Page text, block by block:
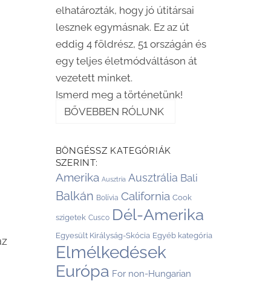
elhatározták, hogy jó útitársai
lesznek egymásnak. Ez az út
eddig 4 földrész, 51 országán és
egy teljes életmódváltáson át
vezetett minket.
Ismerd meg a történetünk!
BŐVEBBEN RÓLUNK
BÖNGÉSSZ KATEGÓRIÁK
SZERINT:
Amerika Ausztria Ausztrália Bali
Balkán Bolívia California Cook
szigetek Cusco Dél-Amerika
Egyesült Királyság-Skócia Egyéb kategória
Elmélkedések
Európa For non-Hungarian